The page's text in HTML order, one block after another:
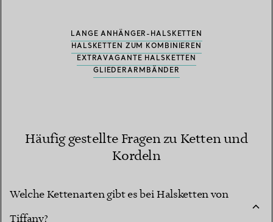
LANGE ANHÄNGER-HALSKETTEN
HALSKETTEN ZUM KOMBINIEREN
EXTRAVAGANTE HALSKETTEN
GLIEDERARMBÄNDER
Häufig gestellte Fragen zu Ketten und
Kordeln
Welche Kettenarten gibt es bei Halsketten von
Tiffany?